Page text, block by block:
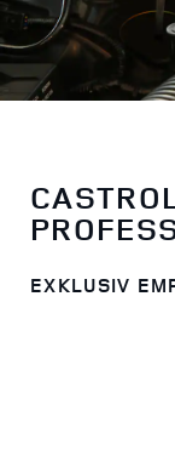
EXKLUSIV